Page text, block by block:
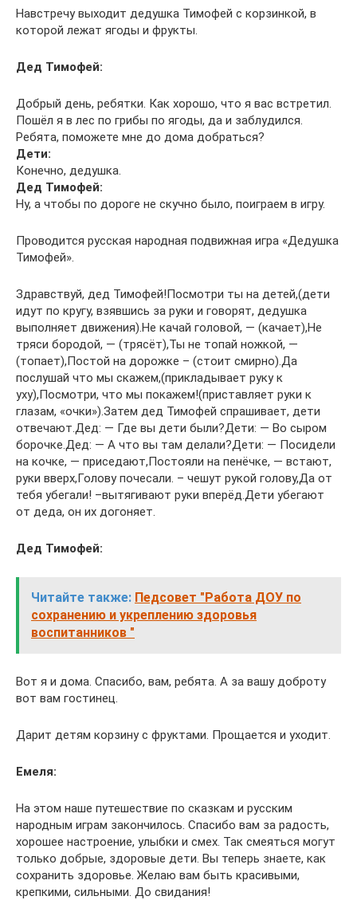
Навстречу выходит дедушка Тимофей с корзинкой, в
которой лежат ягоды и фрукты.
Дед Тимофей:
Добрый день, ребятки. Как хорошо, что я вас встретил.
Пошёл я в лес по грибы по ягоды, да и заблудился.
Ребята, поможете мне до дома добраться?
Дети:
Конечно, дедушка.
Дед Тимофей:
Ну, а чтобы по дороге не скучно было, поиграем в игру.
Проводится русская народная подвижная игра «Дедушка
Тимофей».
Здравствуй, дед Тимофей!Посмотри ты на детей,(дети
идут по кругу, взявшись за руки и говорят, дедушка
выполняет движения).Не качай головой, — (качает),Не
тряси бородой, — (трясёт),Ты не топай ножкой, —
(топает),Постой на дорожке – (стоит смирно).Да
послушай что мы скажем,(прикладывает руку к
уху),Посмотри, что мы покажем!(приставляет руки к
глазам, «очки»).Затем дед Тимофей спрашивает, дети
отвечают.Дед: — Где вы дети были?Дети: — Во сыром
борочке.Дед: — А что вы там делали?Дети: — Посидели
на кочке, — приседают,Постояли на пенёчке, — встают,
руки вверх,Голову почесали. – чешут рукой голову,Да от
тебя убегали! –вытягивают руки вперёд.Дети убегают
от деда, он их догоняет.
Дед Тимофей:
Читайте также: Педсовет "Работа ДОУ по
сохранению и укреплению здоровья
воспитанников "
Вот я и дома. Спасибо, вам, ребята. А за вашу доброту
вот вам гостинец.
Дарит детям корзину с фруктами. Прощается и уходит.
Емеля:
На этом наше путешествие по сказкам и русским
народным играм закончилось. Спасибо вам за радость,
хорошее настроение, улыбки и смех. Так смеяться могут
только добрые, здоровые дети. Вы теперь знаете, как
сохранить здоровье. Желаю вам быть красивыми,
крепкими, сильными. До свидания!